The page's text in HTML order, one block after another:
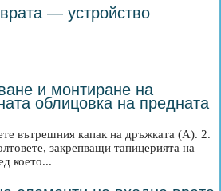
— устройство
и монтиране на
облицовка на предната
вътрешния капак на дръжката (A). 2.
закрепващи тапицерията на
което...